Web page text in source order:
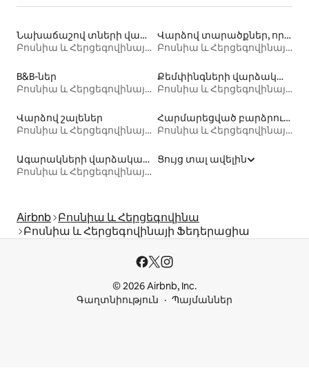
Նախաճաշով տների վարձակալություն
Բոսնիա և Հերցեգովինայի Ֆեդերացիա
Վարձով տարածքներ, որտեղ թույլատրվում է մնալ տնային կենդանիների հետ
Բոսնիա և Հերցեգովինայի Ֆեդերացիա
B&B-ներ
Բոսնիա և Հերցեգովինայի Ֆեդերացիա
Քեմփինգների վարձակալություն
Բոսնիա և Հերցեգովինայի Ֆեդերացիա
Վարձով շալեներ
Բոսնիա և Հերցեգովինայի Ֆեդերացիա
Հարմարեցված բարձրությամբ մահճակալով տների վարձակալություն
Բոսնիա և Հերցեգովինայի Ֆեդերացիա
Ագարակների վարձակալություն
Բոսնիա և Հերցեգովինայի Ֆեդերացիա
Ցույց տալ ավելին
Airbnb Բոսնիա և Հերցեգովինա
Բոսնիա և Հերցեգովինայի Ֆեդերացիա
© 2026 Airbnb, Inc.
Գաղտնիություն
Պայմաններ